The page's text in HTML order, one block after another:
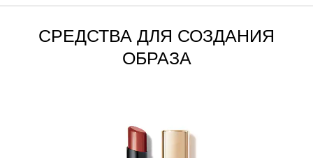
СРЕДСТВА ДЛЯ СОЗДАНИЯ
ОБРАЗА